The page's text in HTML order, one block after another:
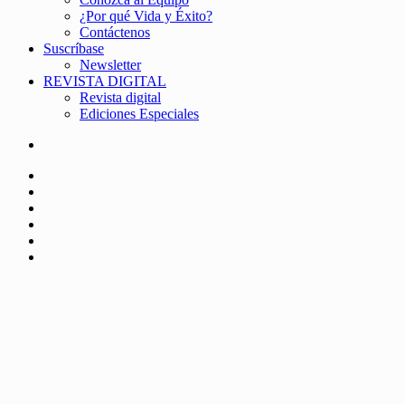
¿Por qué Vida y Éxito?
Contáctenos
Suscríbase
Newsletter
REVISTA DIGITAL
Revista digital
Ediciones Especiales